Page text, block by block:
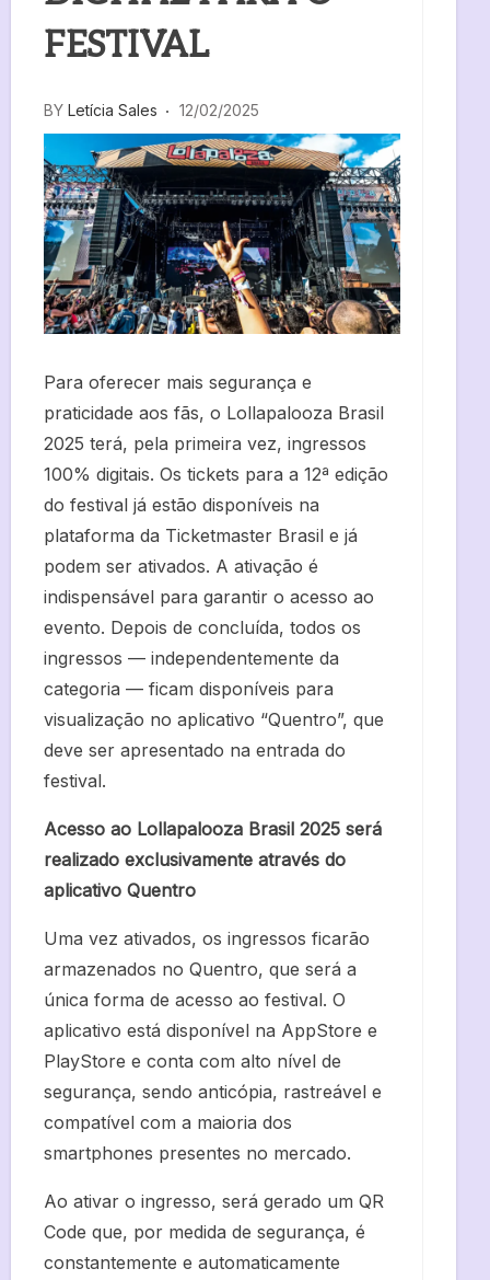
FESTIVAL
BY Letícia Sales 12/02/2025
Para oferecer mais segurança e
praticidade aos fãs, o Lollapalooza Brasil
2025 terá, pela primeira vez, ingressos
100% digitais. Os tickets para a 12ª edição
do festival já estão disponíveis na
plataforma da Ticketmaster Brasil e já
podem ser ativados. A ativação é
indispensável para garantir o acesso ao
evento. Depois de concluída, todos os
ingressos — independentemente da
categoria — ficam disponíveis para
visualização no aplicativo “Quentro”, que
deve ser apresentado na entrada do
festival.
Acesso ao Lollapalooza Brasil 2025 será
realizado exclusivamente através do
aplicativo Quentro
Uma vez ativados, os ingressos ficarão
armazenados no Quentro, que será a
única forma de acesso ao festival. O
aplicativo está disponível na AppStore e
PlayStore e conta com alto nível de
segurança, sendo anticópia, rastreável e
compatível com a maioria dos
smartphones presentes no mercado.
Ao ativar o ingresso, será gerado um QR
Code que, por medida de segurança, é
constantemente e automaticamente